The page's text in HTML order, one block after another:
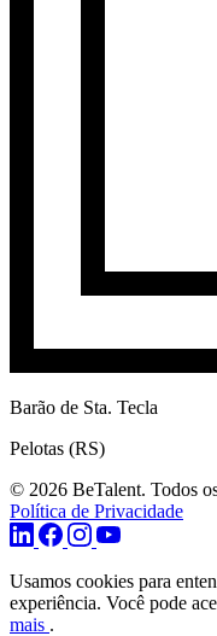
Barão de Sta. Tecla
Pelotas (RS)
© 2026 BeTalent. Todos
Política de Privacidade
Usamos cookies para
experiência. Você pode
mais .